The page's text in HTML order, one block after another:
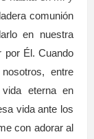
comunión
en nuestra
por Él. Cuando
entre
eterna en
vida ante los
con adorar al